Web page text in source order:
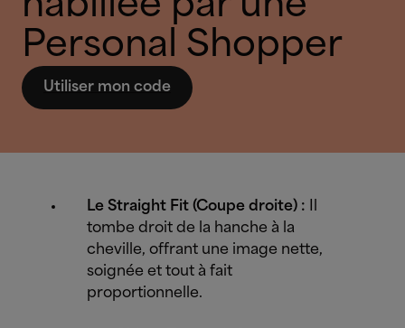
Personal Shopper
Utiliser mon code
Le Straight Fit (Coupe droite) :
tombe droit de la hanche à la
cheville, offrant une image nette,
soignée et tout à fait
proportionnelle.